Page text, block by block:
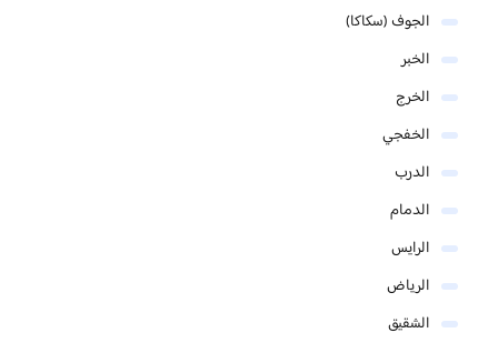
الجوف (سكاكا)
الخبر
الخرج
الخفجي
الدرب
الدمام
الرايس
الرياض
الشقيق